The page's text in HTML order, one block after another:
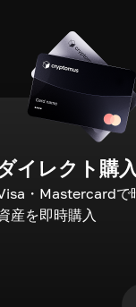
イレクト購
・Mastercardで
産を即時購入